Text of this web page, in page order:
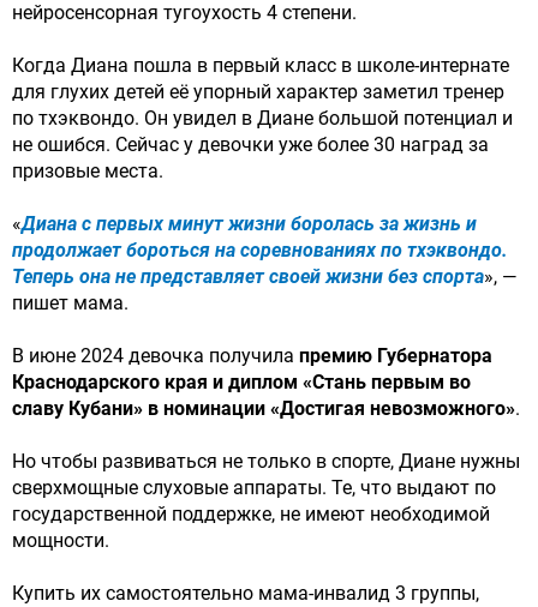
нейросенсорная тугоухость 4 степени.
Когда Диана пошла в первый класс в школе-интернате
для глухих детей её упорный характер заметил тренер
по тхэквондо. Он увидел в Диане большой потенциал и
не ошибся. Сейчас у девочки уже более 30 наград за
призовые места.
«Диана с первых минут жизни боролась за жизнь и
продолжает бороться на соревнованиях по тхэквондо.
Теперь она не представляет своей жизни без спорта», —
пишет мама.
В июне 2024 девочка получила премию Губернатора
Краснодарского края и диплом «Стань первым во
славу Кубани» в номинации «Достигая невозможного».
Но чтобы развиваться не только в спорте, Диане нужны
сверхмощные слуховые аппараты. Те, что выдают по
государственной поддержке, не имеют необходимой
мощности.
Купить их самостоятельно мама-инвалид 3 группы,